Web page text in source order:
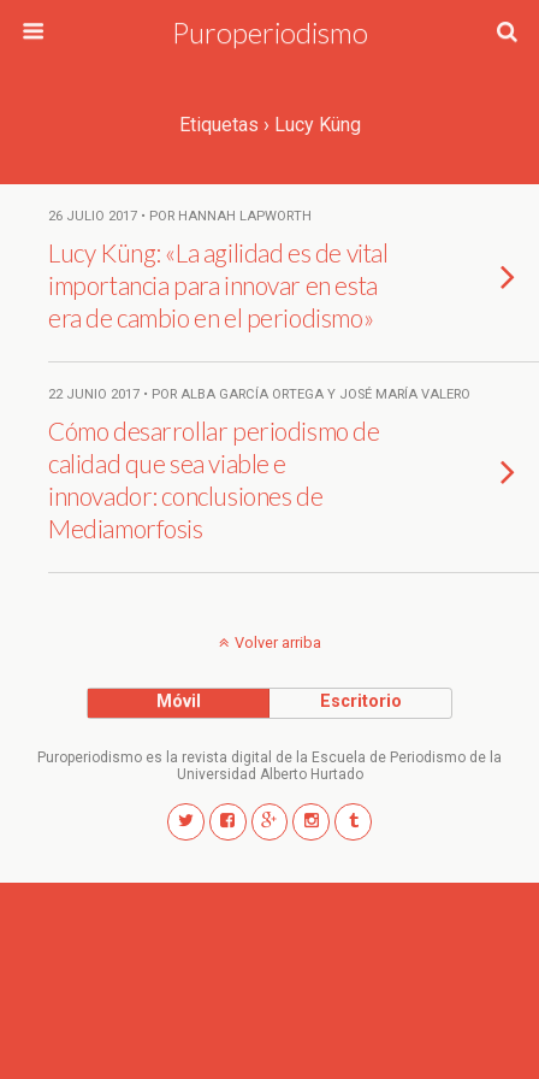
Puroperiodismo
Etiquetas › Lucy Küng
26 JULIO 2017 • POR HANNAH LAPWORTH
Lucy Küng: «La agilidad es de vital
importancia para innovar en esta
era de cambio en el periodismo»
22 JUNIO 2017 • POR ALBA GARCÍA ORTEGA Y JOSÉ MARÍA VALERO
Cómo desarrollar periodismo de
calidad que sea viable e
innovador: conclusiones de
Mediamorfosis
Volver arriba
Móvil Escritorio
Puroperiodismo es la revista digital de la Escuela de Periodismo de la
Universidad Alberto Hurtado